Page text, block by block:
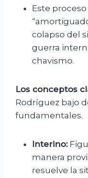
Este
colapso del
guerra
chavismo.
Los conceptos
Rodríguez bajo
fundamentales.
Interino:
manera
resuelve la